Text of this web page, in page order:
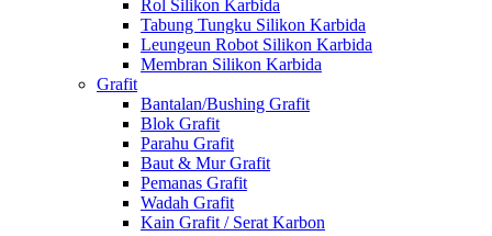
Rol Silikon Karbida
Tabung Tungku Silikon Karbida
Leungeun Robot Silikon Karbida
Membran Silikon Karbida
Grafit
Bantalan/Bushing Grafit
Blok Grafit
Parahu Grafit
Baut & Mur Grafit
Pemanas Grafit
Wadah Grafit
Kain Grafit / Serat Karbon